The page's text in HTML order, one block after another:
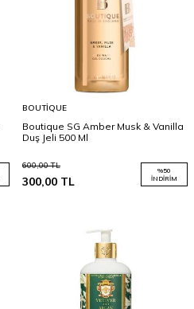
BOUTIQUE
Boutique SG Amber Musk & Vanilla
Duş Jeli 500 Ml
600,00TL
300,00 TL
%50
İNDIRIM